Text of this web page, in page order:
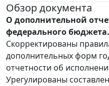
Обзор документа
О дополнительной
федерального бюджета.
Скорректированы
дополнительных форм
отчетности об
Урегулированы